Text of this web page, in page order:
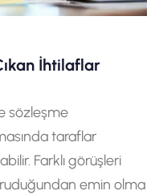
İhtilaflar
sözleşme
taraflar
Farklı görüşleri
emin olma